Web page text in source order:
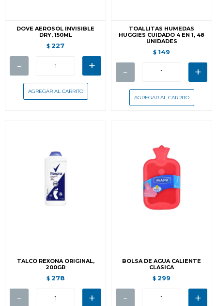
DOVE AEROSOL INVISIBLE
DRY, 150ML
$ 227
- +
TOALLITAS HUMEDAS
HUGGIES CUIDADO 4 EN 1, 48
UNIDADES
$ 149
- +
TALCO REXONA ORIGINAL,
200GR
$ 278
- +
BOLSA DE AGUA CALIENTE
CLASICA
$ 299
- +